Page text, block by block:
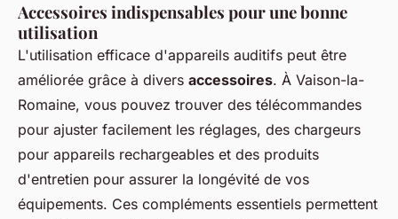
Accessoires indispensables pour une bonne
utilisation
L'utilisation efficace d'appareils auditifs peut être
améliorée grâce à divers accessoires. À Vaison-la-
Romaine, vous pouvez trouver des télécommandes
pour ajuster facilement les réglages, des chargeurs
pour appareils rechargeables et des produits
d'entretien pour assurer la longévité de vos
équipements. Ces compléments essentiels permettent